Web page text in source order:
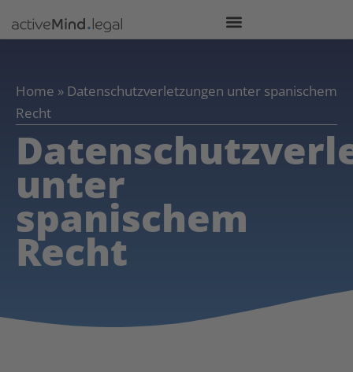
Home » Datenschutzverletzungen unter spanischem
Recht
unter
spanischem
Recht